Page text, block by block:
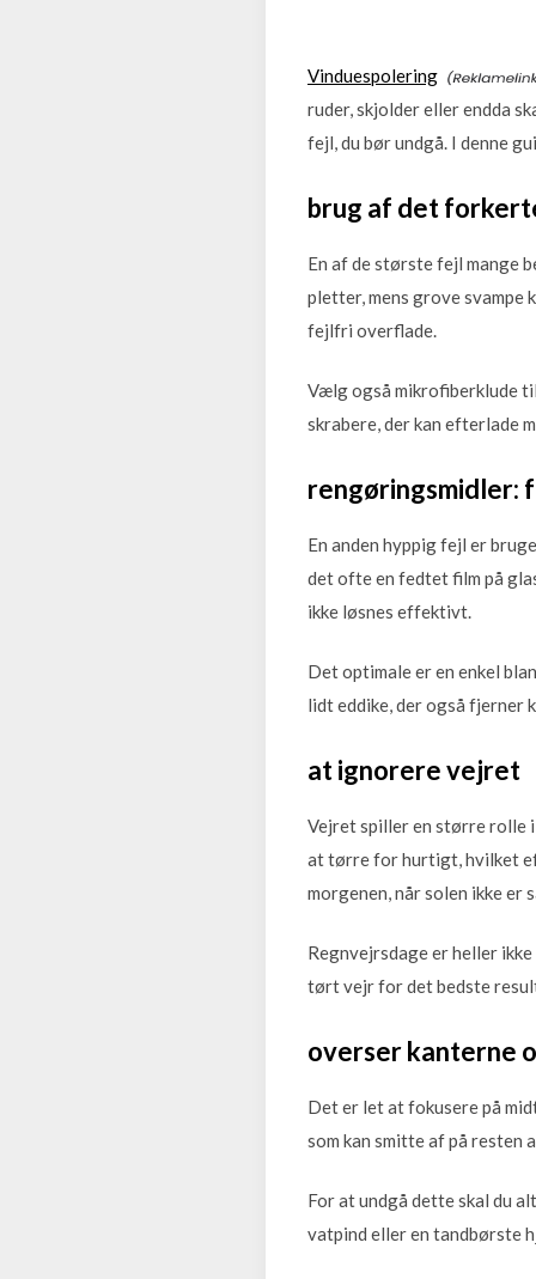
Vinduespolering
ruder, skjolder eller endda
fejl, du bør undgå. I denne
brug af det
En af de største fejl mange
pletter, mens grove svampe
fejlfri overflade.
Vælg også mikrofiberklude
skrabere, der kan efterlade
rengøringsmidler:
En anden hyppig fejl er
det ofte en fedtet film på
ikke løsnes effektivt.
Det optimale er en enkel
lidt eddike, der også fjerner
at ignorere vejret
Vejret spiller en større rolle
at tørre for hurtigt, hvilket
morgenen, når solen ikke er
Regnvejrsdage er heller
tørt vejr for det bedste
overser kanterne
Det er let at fokusere på
som kan smitte af på
For at undgå dette skal du
vatpind eller en tandbørste